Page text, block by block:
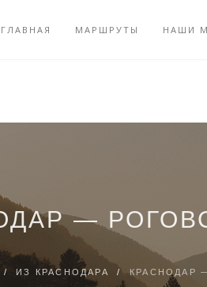
ГЛАВНАЯ МАРШРУТЫ НАШИ
—
/ ИЗ КРАСНОДАРА / КРАСНОДАР